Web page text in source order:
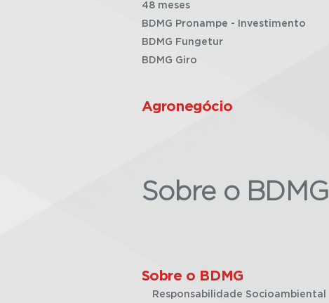
48 meses
BDMG Pronampe - Investimento
BDMG Fungetur
BDMG Giro
Agronegócio
Sobre o BDMG
Sobre o BDMG
Responsabilidade Socioambiental